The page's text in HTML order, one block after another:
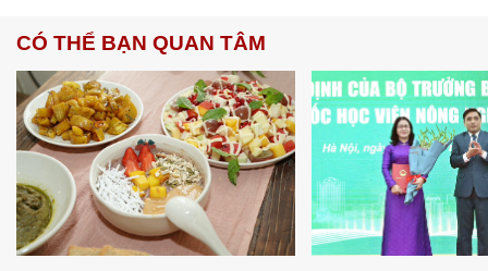
CÓ THỂ BẠN QUAN TÂM